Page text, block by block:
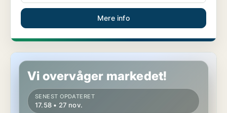
Mere info
Kontor i Brørup
Vi overvåger markedet!
SENEST OPDATERET
17.58 • 27 nov.